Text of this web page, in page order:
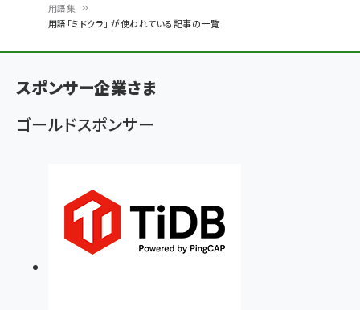
ン
く
ず
用語集
用語「ミドクラ」 が使われている記事の一覧
スポンサー企業さま
ゴールドスポンサー